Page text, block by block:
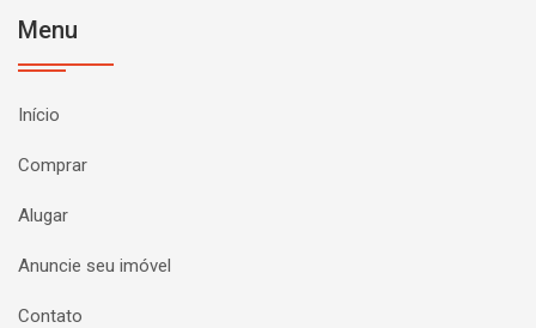
Menu
Início
Comprar
Alugar
Anuncie seu imóvel
Contato